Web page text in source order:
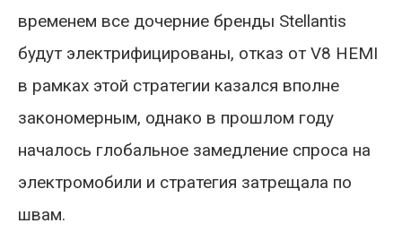
временем все дочерние бренды Stellantis
будут электрифицированы, отказ от V8 HEMI
в рамках этой стратегии казался вполне
закономерным, однако в прошлом году
началось глобальное замедление спроса на
электромобили и стратегия затрещала по
швам.